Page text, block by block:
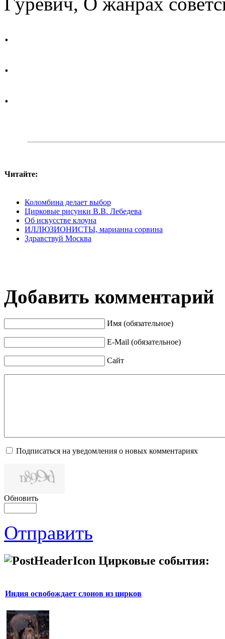
.
.
.
Читайте:
Коломбина делает выбор
Цирковые рисунки В.В. Лебедева
Об искусстве клоуна
ИЛЛЮЗИОНИСТЫ, марианна сорвина
Здравствуй Москва
Добавить комментарий
Имя (обязательное)
E-Mail (обязательное)
Сайт
Подписаться на уведомления о новых комментариях
Обновить
Отправить
Цирковые события:
Индия освобождает слонов из цирков